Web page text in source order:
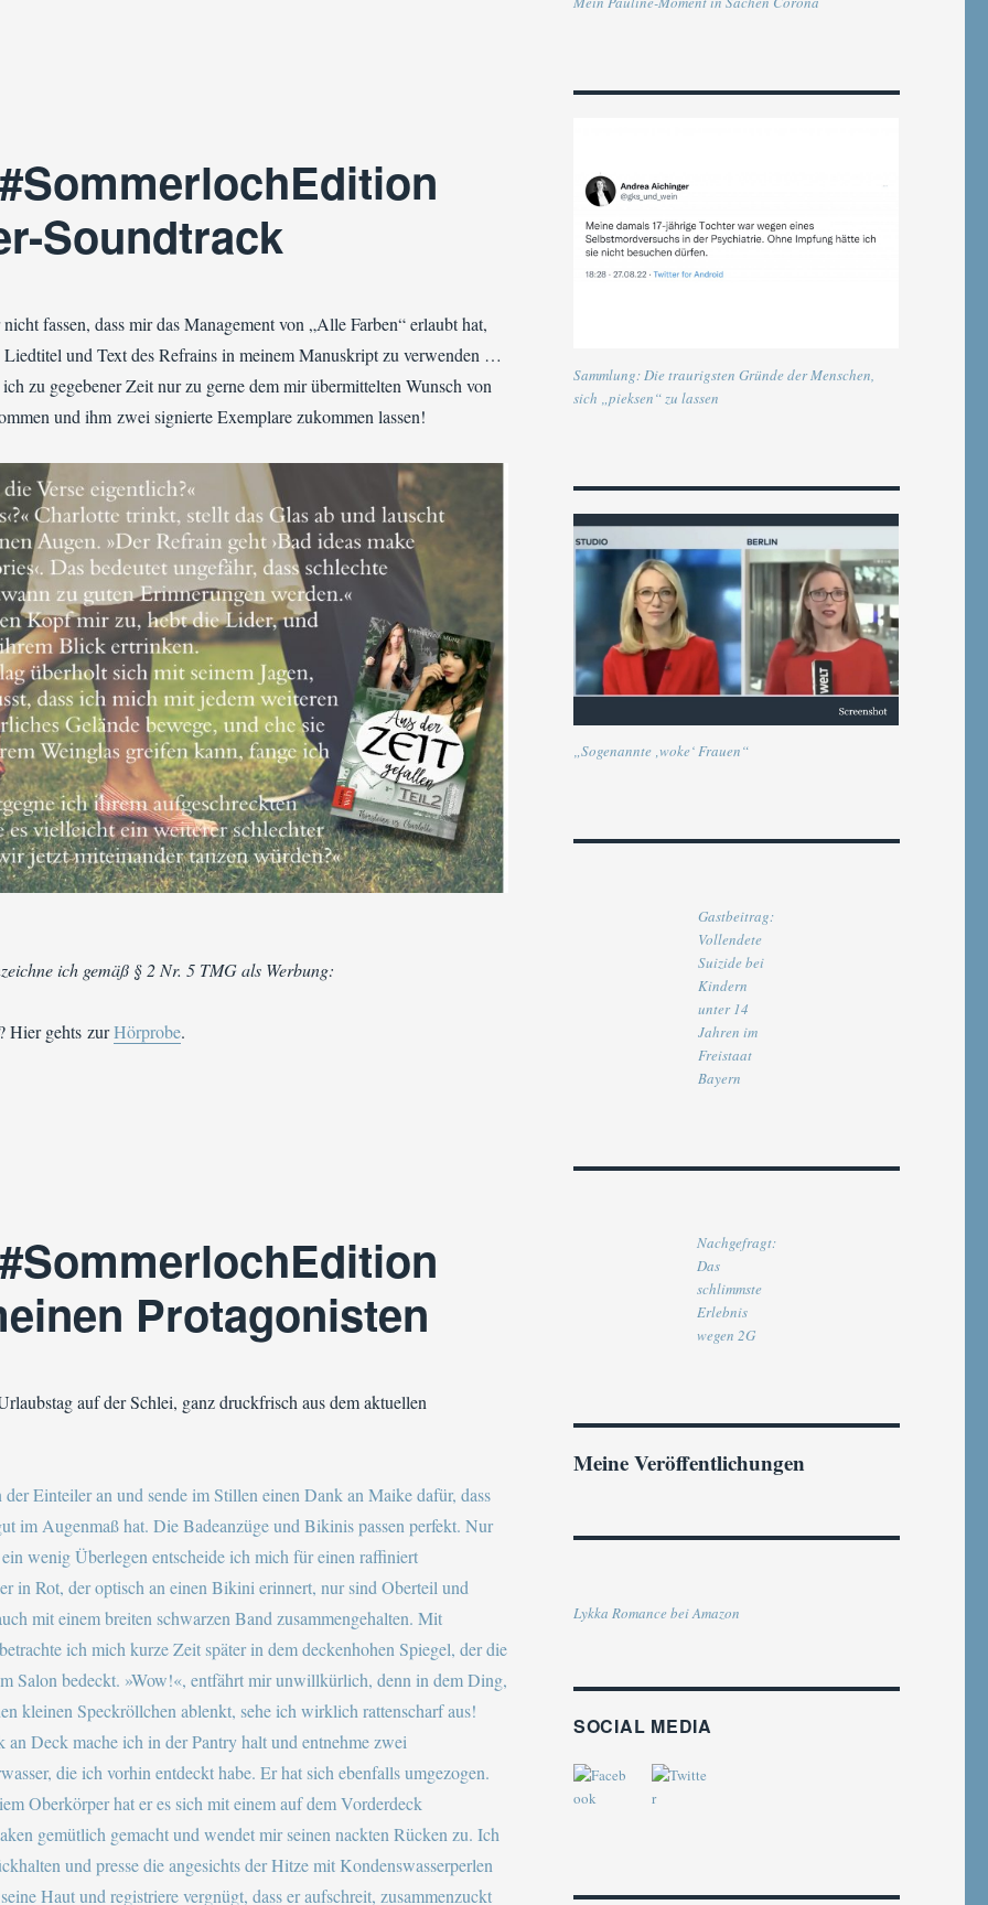
Tag 19 | Hot! Ein heißes Zitat“
Soundtrack
fassen, dass mir das Management von „Alle Farben“ erlaubt hat,
Liedtitel und Text des Refrains in meinem Manuskript zu verwenden …
zu gegebener Zeit nur zu gerne dem mir übermittelten Wunsch von
und ihm zwei signierte Exemplare zukommen lassen!
ich gemäß § 2 Nr. 5 TMG als Werbung:
Hier gehts zurHörprobe.
Tag 8 | Mein Sommer-Soundtrack“
Protagonisten
auf der Schlei, ganz druckfrisch aus dem aktuellen
Sammlung: Die traurigsten Gründe der Menschen,
sich „pieksen“ zu lassen
„Sogenannte ‚woke‘ Frauen“
Gastbeitrag:
Vollendete
Suizide bei
Kindern
unter 14
Jahren im
Freistaat
Bayern
Nachgefragt:
Das
schlimmste
Erlebnis
wegen 2G
Meine Veröffentlichungen
Lykka Romance bei Amazon
SOCIAL MEDIA